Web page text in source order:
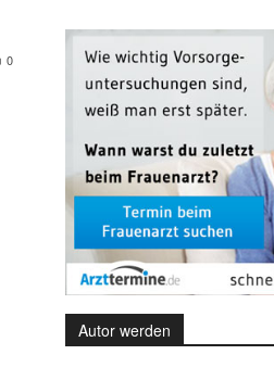
0
Autor werden